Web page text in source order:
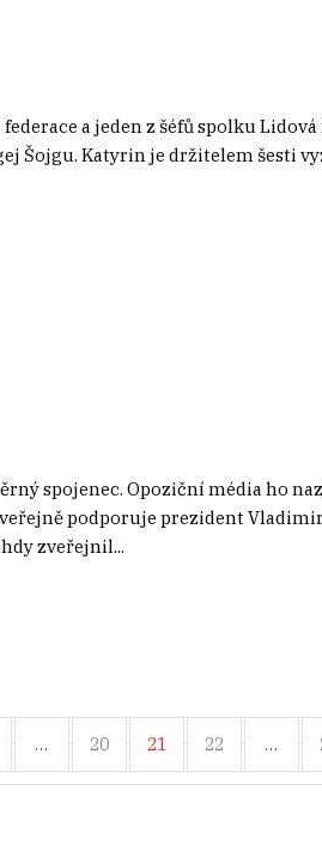
a jeden z šéfů spolku
Šojgu. Katyrin je držitelem šesti
spojenec. Opoziční média ho
podporuje prezident
zveřejnil...
… 20 21 22 …